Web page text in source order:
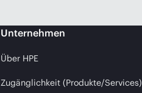
Unternehmen
Über HPE
Zugänglichkeit (Produkte/Services)